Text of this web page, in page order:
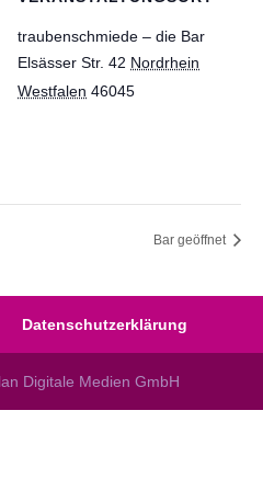
traubenschmiede – die Bar
Elsässer Str. 42 Nordrhein
Westfalen 46045
Bar geöffnet
Datenschutzerklärung
Digitale Medien GmbH